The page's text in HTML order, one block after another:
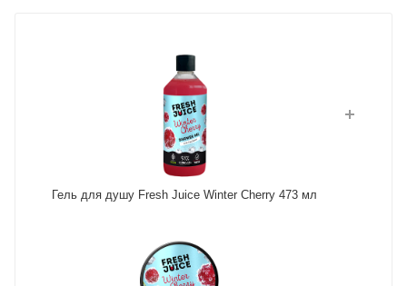
Гель для душу Fresh Juice Winter Cherry 473 мл